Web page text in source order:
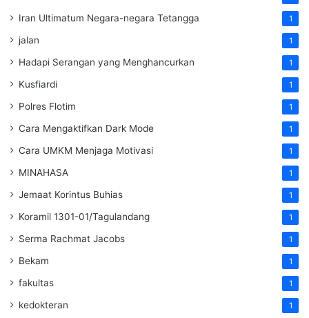
Iran Ultimatum Negara-negara Tetangga 1
jalan 1
Hadapi Serangan yang Menghancurkan 1
Kusfiardi 1
Polres Flotim 1
Cara Mengaktifkan Dark Mode 1
Cara UMKM Menjaga Motivasi 1
MINAHASA 1
Jemaat Korintus Buhias 1
Koramil 1301-01/Tagulandang 1
Serma Rachmat Jacobs 1
Bekam 1
fakultas 1
kedokteran 1